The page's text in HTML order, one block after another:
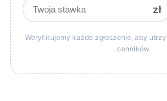
zł
Weryfikujemy każde zgłoszenie, aby
cenników.